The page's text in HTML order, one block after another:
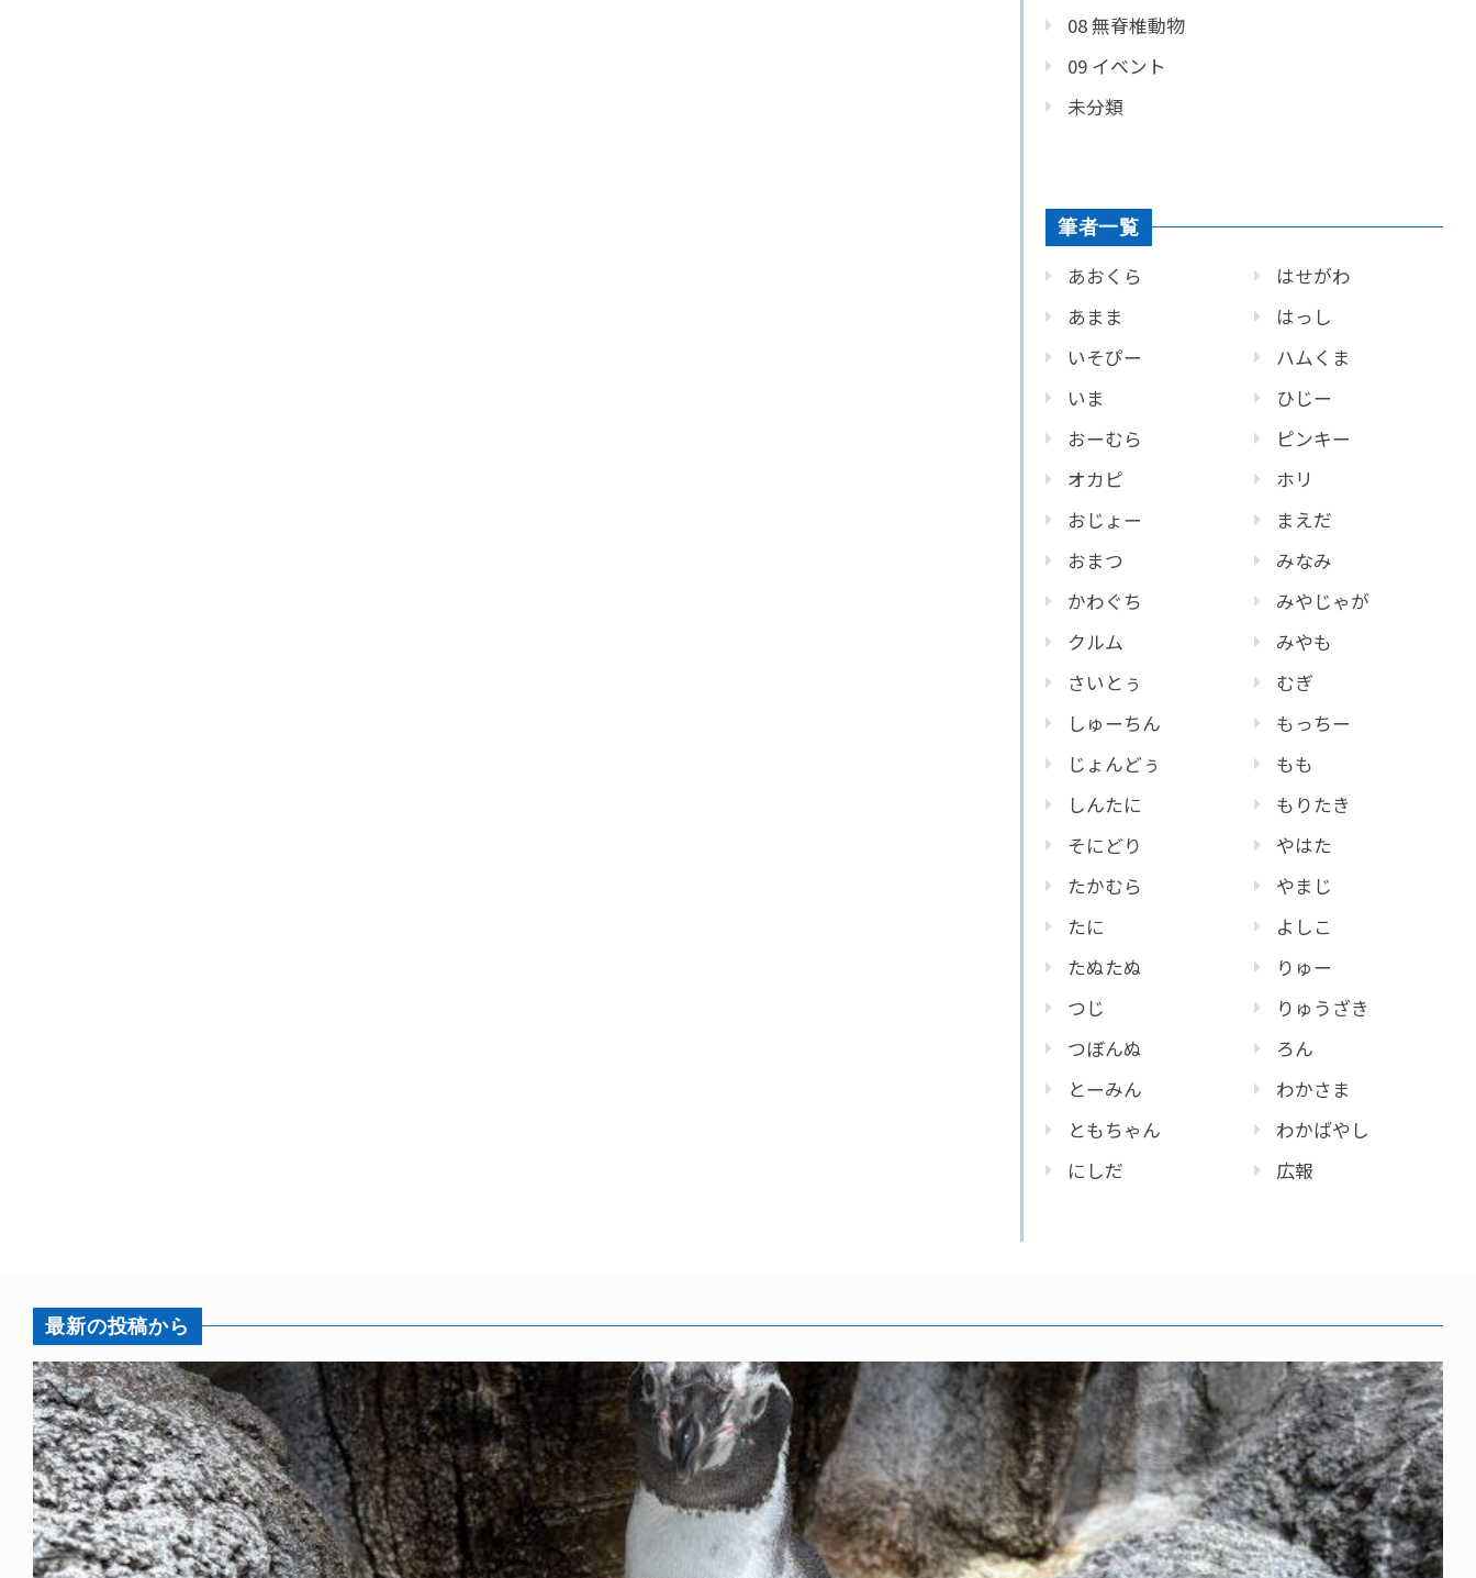
08 無脊椎動物
09 イベント
未分類
筆者一覧
あおくら
あまま
いそぴー
いま
おーむら
オカピ
おじょー
おまつ
かわぐち
クルム
さいとぅ
しゅーちん
じょんどぅ
しんたに
そにどり
たかむら
たに
たぬたぬ
つじ
つぼんぬ
とーみん
ともちゃん
にしだ
はせがわ
はっし
ハムくま
ひじー
ピンキー
ホリ
まえだ
みなみ
みやじゃが
みやも
むぎ
もっちー
もも
もりたき
やはた
やまじ
よしこ
りゅー
りゅうざき
ろん
わかさま
わかばやし
広報
最新の投稿から